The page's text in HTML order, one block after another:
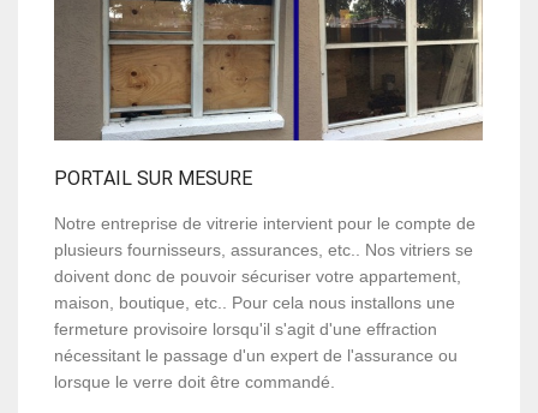
PORTAIL SUR MESURE
Notre entreprise de vitrerie intervient pour le compte de
plusieurs fournisseurs, assurances, etc.. Nos vitriers se
doivent donc de pouvoir sécuriser votre appartement,
maison, boutique, etc.. Pour cela nous installons une
fermeture provisoire lorsqu'il s'agit d'une effraction
nécessitant le passage d'un expert de l'assurance ou
lorsque le verre doit être commandé.